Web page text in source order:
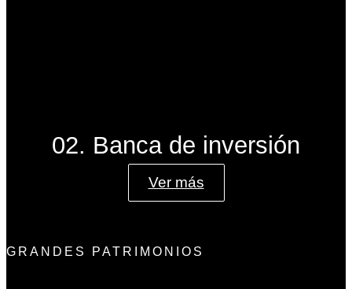
02. Banca de inversión
Ver más
GRANDES PATRIMONIOS